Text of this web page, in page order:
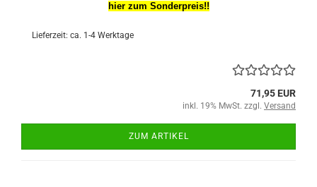
hier zum Sonderpreis!!
Lieferzeit: ca. 1-4 Werktage
71,95 EUR
inkl. 19% MwSt. zzgl. Versand
ZUM ARTIKEL